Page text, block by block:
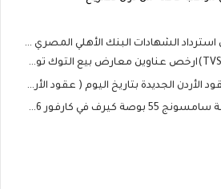
الأهلي المصري 2026.. قواعد كسر الشهادة ونسب الخصم قبل موعد الاستحقاق
( عقود الأردن تشمل أكثر من 3,000 عامل)⚠️ رابط للاستعلام وخطوات التسجيل 2026
الأسعار وأهم العروض الخفية